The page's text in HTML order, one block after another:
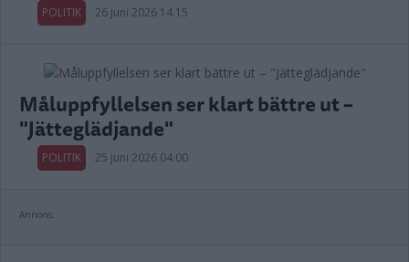
POLITIK 26 juni 2026 14.15
Måluppfyllelsen ser klart bättre ut –
"Jätteglädjande"
POLITIK 25 juni 2026 04.00
Annons: